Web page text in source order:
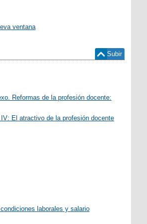
Subir
Reformas de la profesión docente:
El atractivo de la profesión docente
laborales y salario